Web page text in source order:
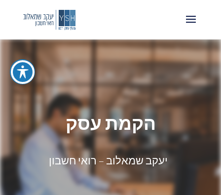
הקמת עסק
יעקב שמאלוב – רואי חשבון